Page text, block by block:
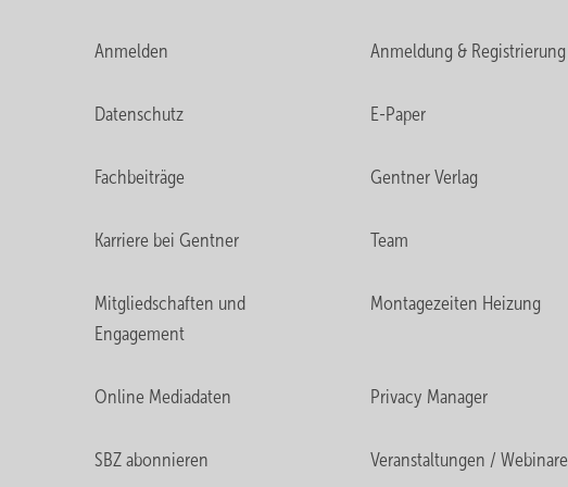
Anmelden Anmeldung & Registrierung
Datenschutz E-Paper
Fachbeiträge Gentner Verlag
Karriere bei Gentner Team
Mitgliedschaften und
Engagement
Montagezeiten Heizung
Online Mediadaten Privacy Manager
SBZ abonnieren Veranstaltungen / Webinare